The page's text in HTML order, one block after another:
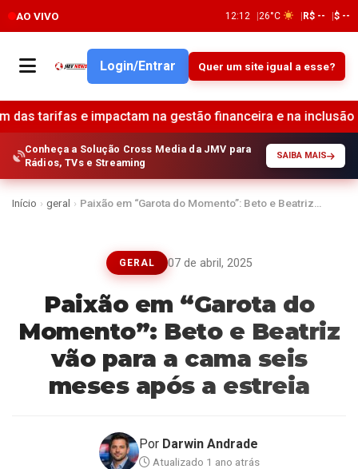
AO VIVO 12:12 26°C R$ -- $ --
Login/Entrar Quer um site igual a esse?
na gestão financeira e na inclusão bancária •
Conheça a Solução Cross Media da JMV para
Rádios, TVs e Streaming
SAIBA MAIS
Início › geral › Paixão em “Garota do Momento”: Beto e Beatriz…
GERAL 07 de abril, 2025
Paixão em “Garota do
Momento”: Beto e Beatriz
vão para a cama seis
meses após a estreia
Por Darwin Andrade
Atualizado 1 ano atrás